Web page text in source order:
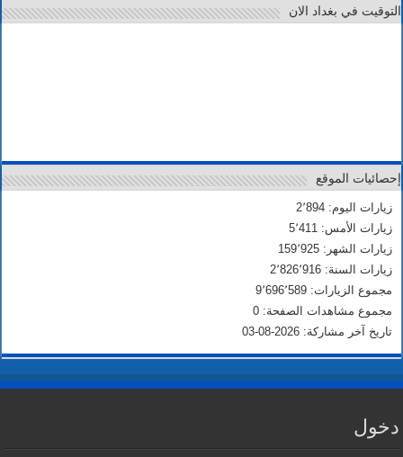
التوقيت في بغداد الان
إحصائيات الموقع
زيارات اليوم: 2٬894
زيارات الأمس: 5٬411
زيارات الشهر: 159٬925
زيارات السنة: 2٬826٬916
مجموع الزيارات: 9٬696٬589
مجموع مشاهدات الصفحة: 0
تاريخ آخر مشاركة: 2026-08-03
دخول